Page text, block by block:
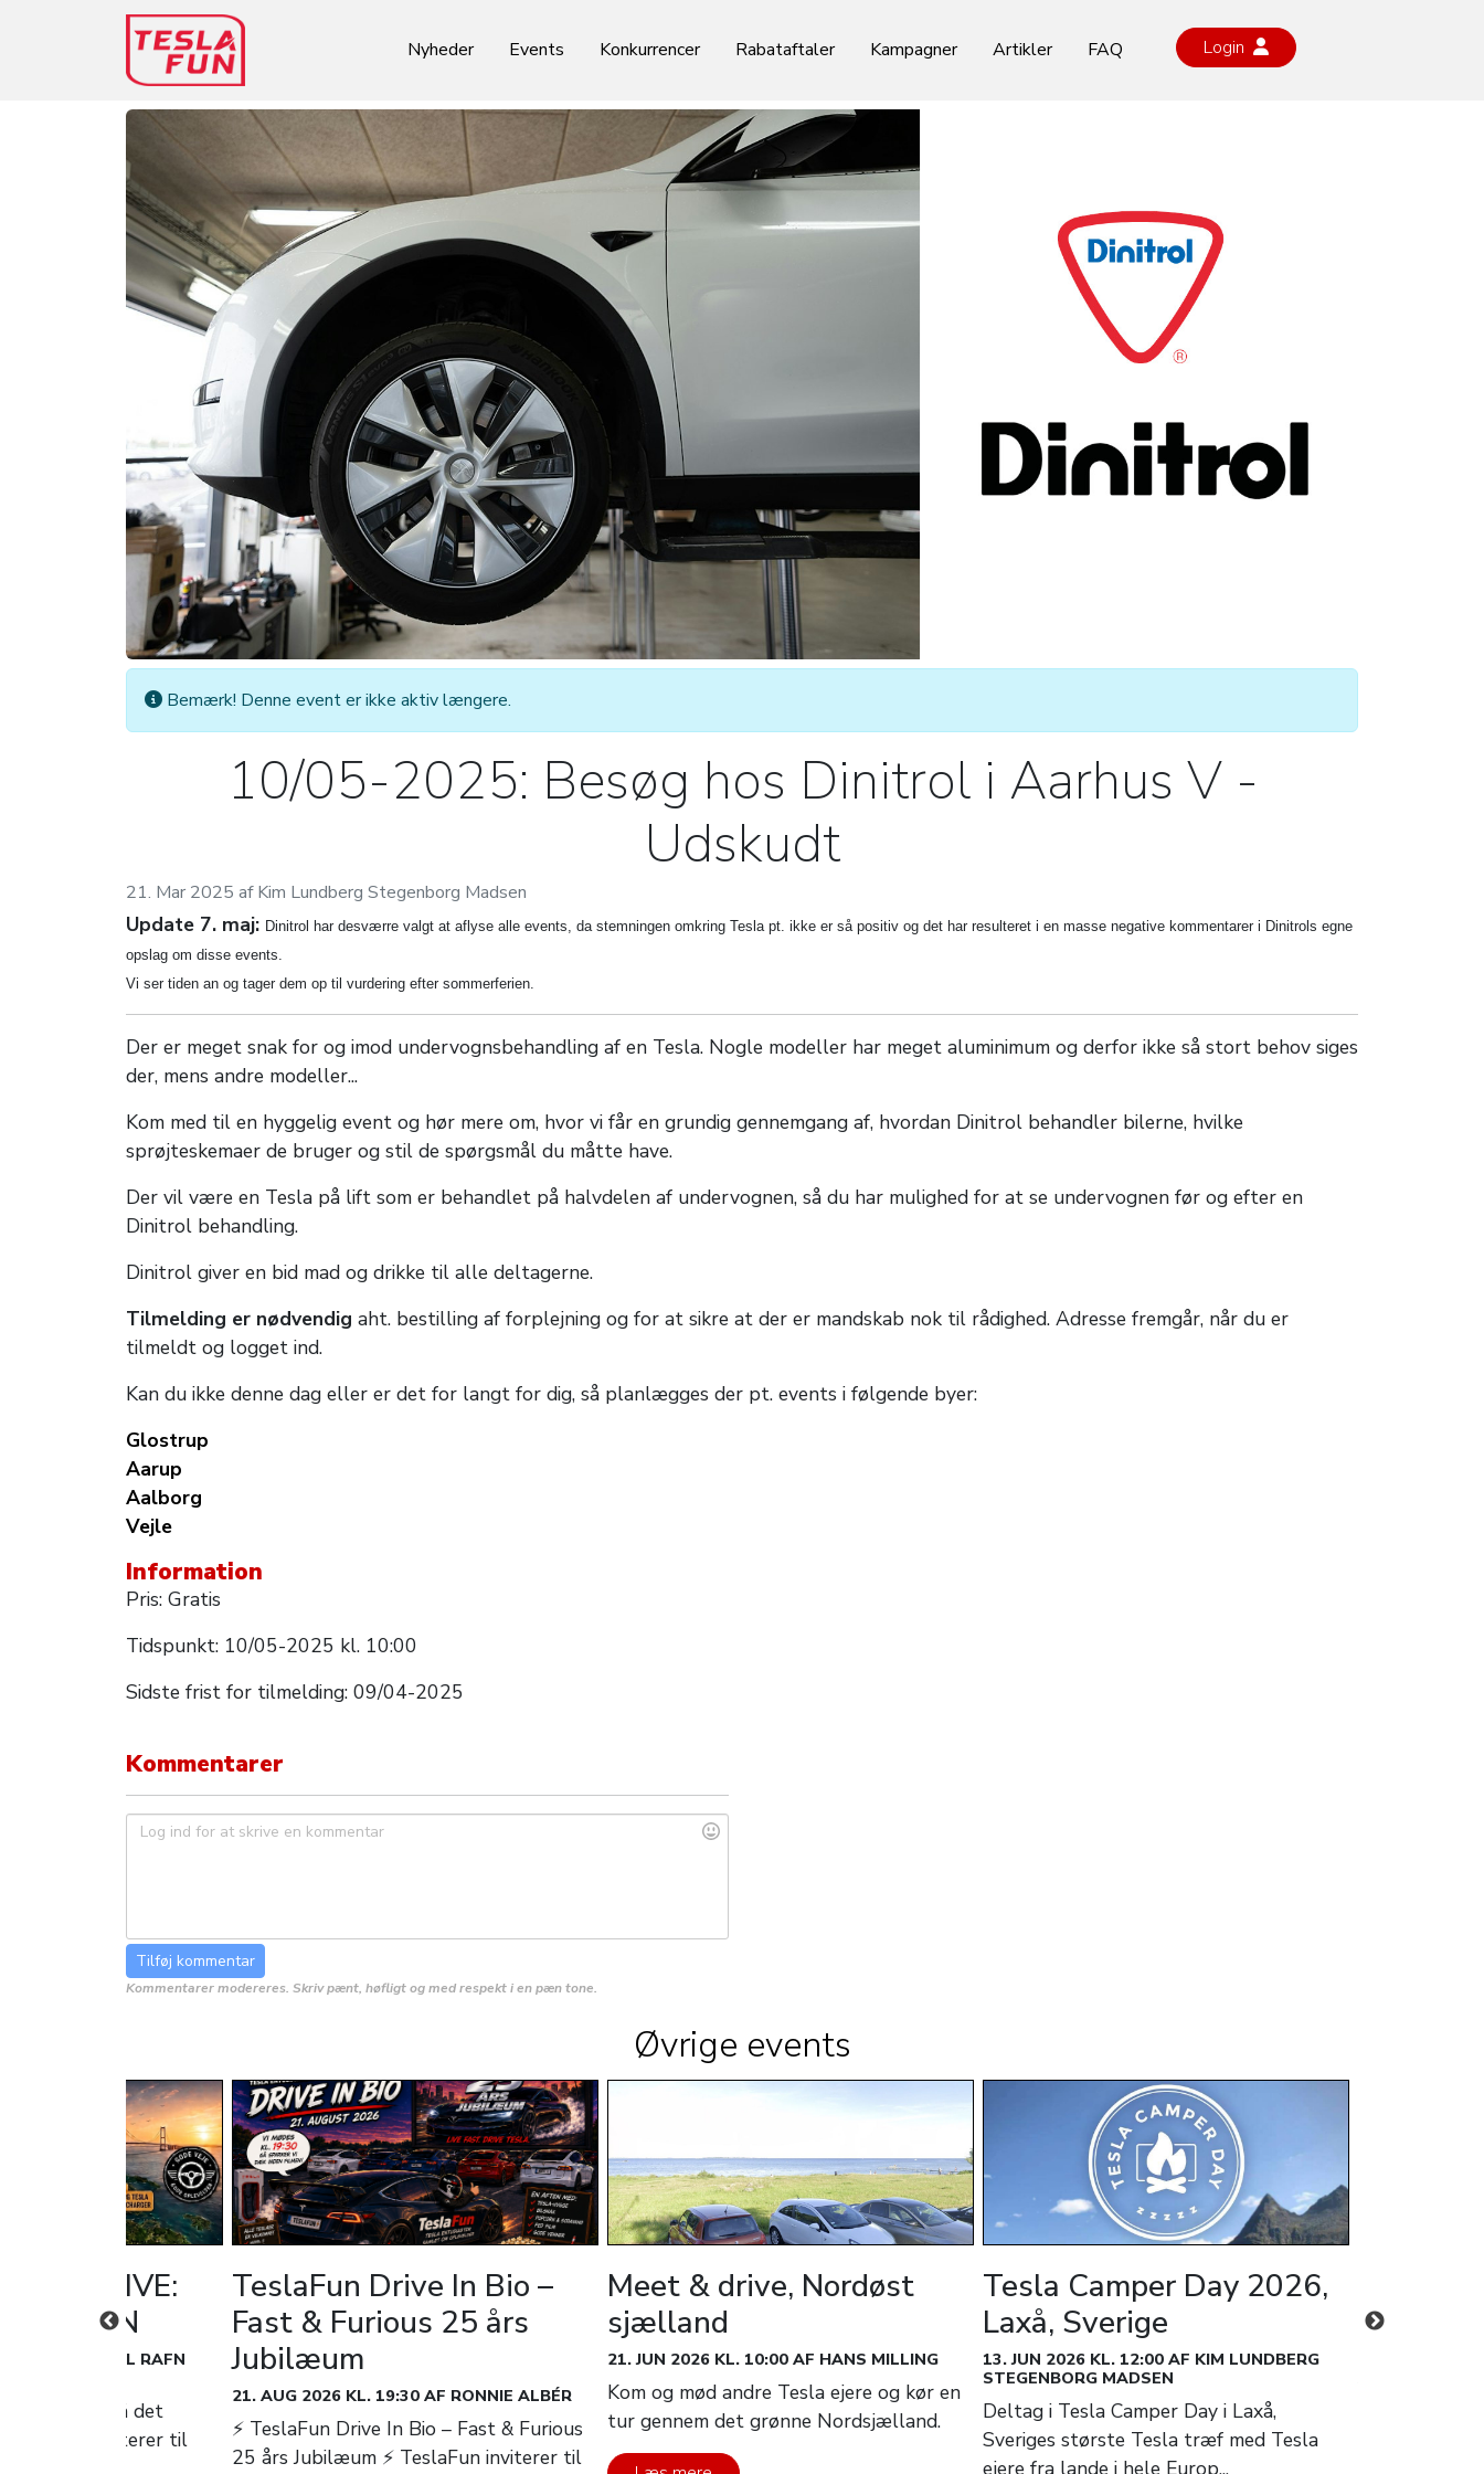
Nyheder Events Konkurrencer Rabataftaler Kampagner Artikler FAQ Login
Bemærk! Denne event er ikke aktiv længere.
10/05-2025: Besøg hos Dinitrol i Aarhus V -
Udskudt
21. Mar 2025 af Kim Lundberg Stegenborg Madsen
Update 7. maj: Dinitrol har desværre valgt at aflyse alle events, da stemningen omkring Tesla pt. ikke er så positiv og det har resulteret i en masse negative kommentarer i Dinitrols egne
opslag om disse events.
Vi ser tiden an og tager dem op til vurdering efter sommerferien.
Der er meget snak for og imod undervognsbehandling af en Tesla. Nogle modeller har meget aluminimum og derfor ikke så stort behov siges
der, mens andre modeller...
Kom med til en hyggelig event og hør mere om, hvor vi får en grundig gennemgang af, hvordan Dinitrol behandler bilerne, hvilke
sprøjteskemaer de bruger og stil de spørgsmål du måtte have.
Der vil være en Tesla på lift som er behandlet på halvdelen af undervognen, så du har mulighed for at se undervognen før og efter en
Dinitrol behandling.
Dinitrol giver en bid mad og drikke til alle deltagerne.
Tilmelding er nødvendig aht. bestilling af forplejning og for at sikre at der er mandskab nok til rådighed. Adresse fremgår, når du er
tilmeldt og logget ind.
Kan du ikke denne dag eller er det for langt for dig, så planlægges der pt. events i følgende byer:
Glostrup
Aarup
Aalborg
Vejle
Information
Pris: Gratis
Tidspunkt: 10/05-2025 kl. 10:00
Sidste frist for tilmelding: 09/04-2025
Kommentarer
Tilføj kommentar
Kommentarer modereres. Skriv pænt, høfligt og med respekt i en pæn tone.
Øvrige events
& DRIVE:
SYDFYN
AF DANIEL RAFN
kom med på det
når vi inviterer til
TeslaFun Drive In Bio –
Fast & Furious 25 års
Jubilæum
21. AUG 2026 KL. 19:30 AF RONNIE ALBÉR
⚡ TeslaFun Drive In Bio – Fast & Furious
25 års Jubilæum ⚡ TeslaFun inviterer til
Meet & drive, Nordøst
sjælland
21. JUN 2026 KL. 10:00 AF HANS MILLING
Kom og mød andre Tesla ejere og kør en
tur gennem det grønne Nordsjælland.
Tesla Camper Day 2026,
Laxå, Sverige
13. JUN 2026 KL. 12:00 AF KIM LUNDBERG
STEGENBORG MADSEN
Deltag i Tesla Camper Day i Laxå,
Sveriges største Tesla træf med Tesla
RUNDT